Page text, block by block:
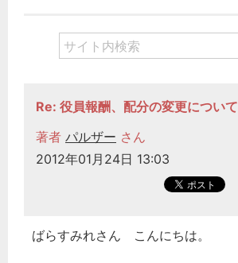
Re: 役員報酬、配分の変更について
著者 パルザー さん
2012年01月24日 13:03
ばらすみれさん こんにちは。